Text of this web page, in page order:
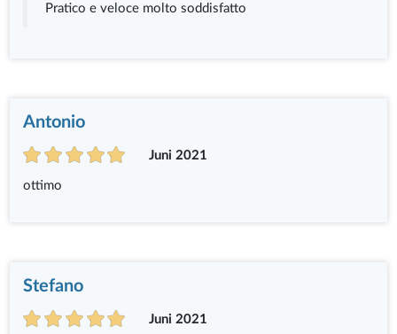
Pratico e veloce molto soddisfatto
Antonio
Juni 2021
ottimo
Stefano
Juni 2021